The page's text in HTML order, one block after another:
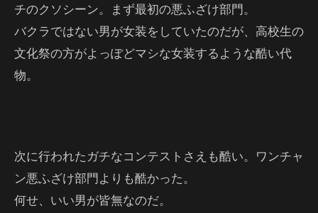
チのクソシーン。まず最初の悪ふざけ部門。
バクラではない男が女装をしていたのだが、高校生の
文化祭の方がよっぽどマシな女装するような酷い代
物。
次に行われたガチなコンテストさえも酷い。ワンチャ
ン悪ふざけ部門よりも酷かった。
何せ、いい男が皆無なのだ。